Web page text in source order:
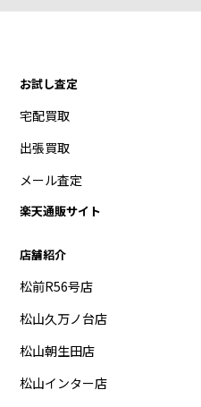
お試し査定
宅配買取
出張買取
メール査定
楽天通販サイト
店舗紹介
松前R56号店
松山久万ノ台店
松山朝生田店
松山インター店